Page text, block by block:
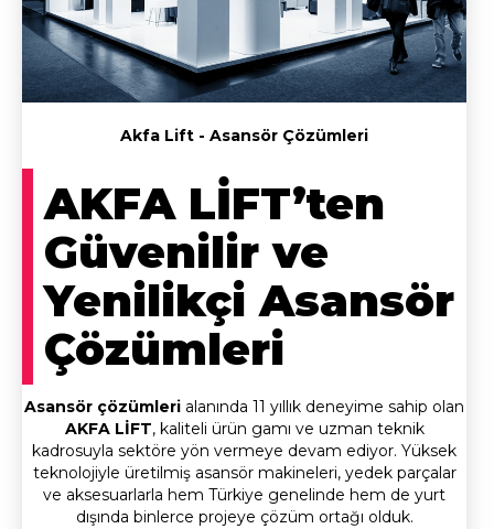
Akfa Lift - Asansör Çözümleri
AKFA LİFT’ten
Güvenilir ve
Yenilikçi Asansör
Çözümleri
Asansör çözümleri alanında 11 yıllık deneyime sahip olan
AKFA LİFT, kaliteli ürün gamı ve uzman teknik
kadrosuyla sektöre yön vermeye devam ediyor. Yüksek
teknolojiyle üretilmiş asansör makineleri, yedek parçalar
ve aksesuarlarla hem Türkiye genelinde hem de yurt
dışında binlerce projeye çözüm ortağı olduk.